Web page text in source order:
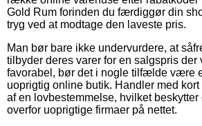
Gold Rum forinden du færdiggør din
tryg ved at modtage den laveste pris.
Man bør bare ikke undervurdere, at
tilbyder deres varer for en salgspris der
favorabel, bør det i nogle tilfælde være
uoprigtig online butik. Handler med
af en lovbestemmelse, hvilket
overfor uoprigtige firmaer på nettet.